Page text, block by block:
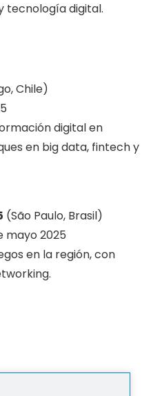
tecnología digital.
Chile)
digital en
en big data, fintech y
(São Paulo, Brasil)
mayo 2025
en la región, con